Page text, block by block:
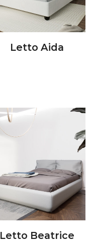
Letto Aida
Letto Beatrice